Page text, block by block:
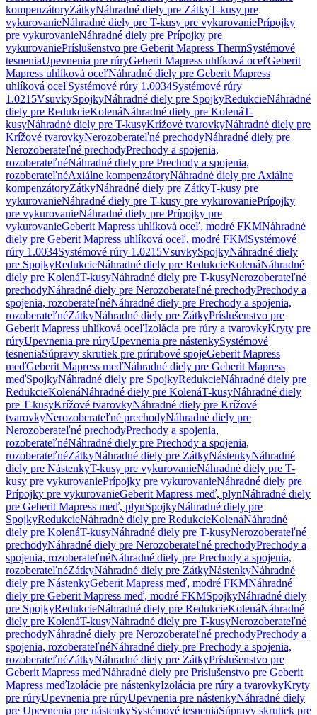
kompenzátoryZátkyNáhradné diely pre ZátkyT-kusy pre
vykurovanieNáhradné diely pre T-kusy pre vykurovaniePrípojky
pre vykurovanieNáhradné diely pre Prípojky pre
vykurovaniePríslušenstvo pre Geberit Mapress ThermSystémové
tesneniaUpevnenia pre rúryGeberit Mapress uhlíková oceľGeberit
Mapress uhlíková oceľNáhradné diely pre Geberit Mapress
uhlíková oceľSystémové rúry 1.0034Systémové rúry
1.0215VsuvkySpojkyNáhradné diely pre SpojkyRedukcieNáhradné
diely pre RedukcieKolenáNáhradné diely pre KolenáT-
kusyNáhradné diely pre T-kusyKrížové tvarovkyNáhradné diely pre
Krížové tvarovkyNerozoberateľné prechodyNáhradné diely pre
Nerozoberateľné prechodyPrechody a spojenia,
rozoberateľnéNáhradné diely pre Prechody a spojenia,
rozoberateľnéAxiálne kompenzátoryNáhradné diely pre Axiálne
kompenzátoryZátkyNáhradné diely pre ZátkyT-kusy pre
vykurovanieNáhradné diely pre T-kusy pre vykurovaniePrípojky
pre vykurovanieNáhradné diely pre Prípojky pre
vykurovanieGeberit Mapress uhlíková oceľ, modré FKMNáhradné
diely pre Geberit Mapress uhlíková oceľ, modré FKMSystémové
rúry 1.0034Systémové rúry 1.0215VsuvkySpojkyNáhradné diely
pre SpojkyRedukcieNáhradné diely pre RedukcieKolenáNáhradné
diely pre KolenáT-kusyNáhradné diely pre T-kusyNerozoberateľné
prechodyNáhradné diely pre Nerozoberateľné prechodyPrechody a
spojenia, rozoberateľnéNáhradné diely pre Prechody a spojenia,
rozoberateľnéZátkyNáhradné diely pre ZátkyPríslušenstvo pre
Geberit Mapress uhlíková oceľIzolácia pre rúry a tvarovkyKryty pre
rúryUpevnenia pre rúryUpevnenia pre nástenkySystémové
tesneniaSúpravy skrutiek pre prírubové spojeGeberit Mapress
meďGeberit Mapress meďNáhradné diely pre Geberit Mapress
meďSpojkyNáhradné diely pre SpojkyRedukcieNáhradné diely pre
RedukcieKolenáNáhradné diely pre KolenáT-kusyNáhradné diely
pre T-kusyKrížové tvarovkyNáhradné diely pre Krížové
tvarovkyNerozoberateľné prechodyNáhradné diely pre
Nerozoberateľné prechodyPrechody a spojenia,
rozoberateľnéNáhradné diely pre Prechody a spojenia,
rozoberateľnéZátkyNáhradné diely pre ZátkyNástenkyNáhradné
diely pre NástenkyT-kusy pre vykurovanieNáhradné diely pre T-
kusy pre vykurovaniePrípojky pre vykurovanieNáhradné diely pre
Prípojky pre vykurovanieGeberit Mapress meď, plynNáhradné diely
pre Geberit Mapress meď, plynSpojkyNáhradné diely pre
SpojkyRedukcieNáhradné diely pre RedukcieKolenáNáhradné
diely pre KolenáT-kusyNáhradné diely pre T-kusyNerozoberateľné
prechodyNáhradné diely pre Nerozoberateľné prechodyPrechody a
spojenia, rozoberateľnéNáhradné diely pre Prechody a spojenia,
rozoberateľnéZátkyNáhradné diely pre ZátkyNástenkyNáhradné
diely pre NástenkyGeberit Mapress meď, modré FKMNáhradné
diely pre Geberit Mapress meď, modré FKMSpojkyNáhradné diely
pre SpojkyRedukcieNáhradné diely pre RedukcieKolenáNáhradné
diely pre KolenáT-kusyNáhradné diely pre T-kusyNerozoberateľné
prechodyNáhradné diely pre Nerozoberateľné prechodyPrechody a
spojenia, rozoberateľnéNáhradné diely pre Prechody a spojenia,
rozoberateľnéZátkyNáhradné diely pre ZátkyPríslušenstvo pre
Geberit Mapress meďNáhradné diely pre Príslušenstvo pre Geberit
Mapress meďIzolácie pre nástenkyIzolácia pre rúry a tvarovkyKryty
pre rúryUpevnenia pre rúryUpevnenia pre nástenkyNáhradné diely
pre Upevnenia pre nástenkySystémové tesneniaSúpravy skrutiek pre